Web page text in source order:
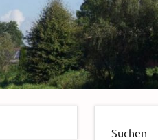
Suchen